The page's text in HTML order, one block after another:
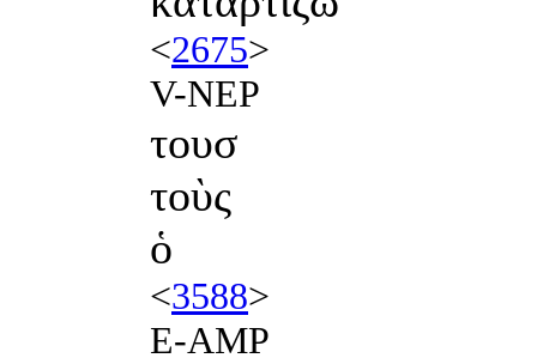
<2675>
V-NEP
τουσ
τοὺς
ὁ
<3588>
E-AMP